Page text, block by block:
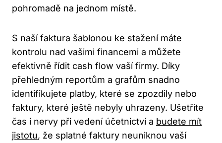
pohromadě na jednom místě.
S naší faktura šablonou ke stažení máte
kontrolu nad⁣ vašimi financemi a můžete
efektivně řídit cash flow vaší firmy. Díky
přehledným reportům a grafům ‍snadno
identifikujete platby, které se⁤ zpozdily nebo
faktury, které ještě nebyly uhrazeny. Ušetříte
čas⁢ i nervy při vedení účetnictví a budete mít
jistotu, že splatné faktury neuniknou vaší